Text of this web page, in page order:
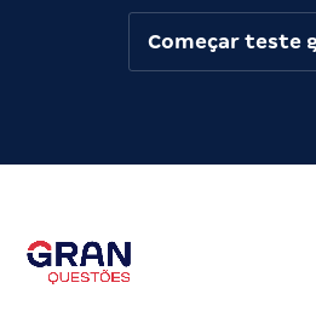
Começar teste